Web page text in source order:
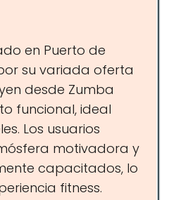
en Puerto de
su variada oferta
desde Zumba
funcional, ideal
Los usuarios
motivadora y
capacitados, lo
fitness.